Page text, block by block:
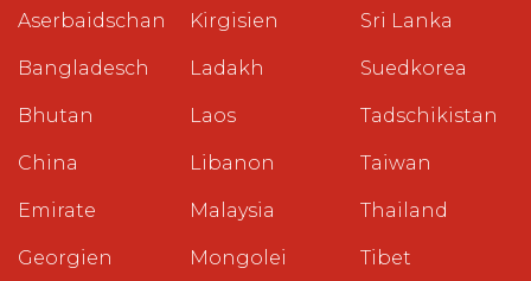
Aserbaidschan
Bangladesch
Bhutan
China
Emirate
Georgien
Kirgisien
Ladakh
Laos
Libanon
Malaysia
Mongolei
Sri Lanka
Suedkorea
Tadschikistan
Taiwan
Thailand
Tibet